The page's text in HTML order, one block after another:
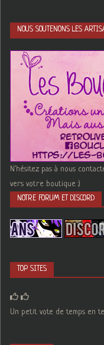
NOUS SOUTENONS LES
N'hésitez pas à nous
vers votre boutique :)
NOTRE FORUM ET DISCORD
TOP SITES
Un petit vote de temps en